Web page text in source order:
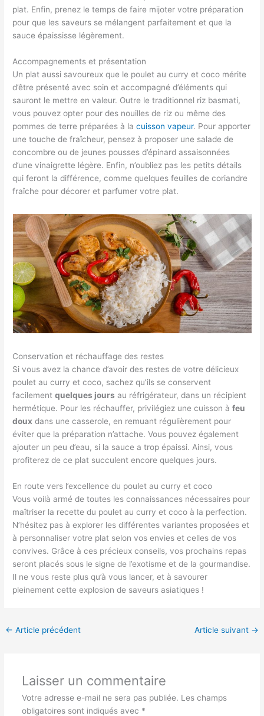
plat. Enfin, prenez le temps de faire mijoter votre préparation
pour que les saveurs se mélangent parfaitement et que la
sauce épaississe légèrement.
Accompagnements et présentation
Un plat aussi savoureux que le poulet au curry et coco mérite
d’être présenté avec soin et accompagné d’éléments qui
sauront le mettre en valeur. Outre le traditionnel riz basmati,
vous pouvez opter pour des nouilles de riz ou même des
pommes de terre préparées à lacuisson vapeur. Pour apporter
une touche de fraîcheur, pensez à proposer une salade de
concombre ou de jeunes pousses d’épinard assaisonnées
d’une vinaigrette légère. Enfin, n’oubliez pas les petits détails
qui feront la différence, comme quelques feuilles de coriandre
fraîche pour décorer et parfumer votre plat.
Conservation et réchauffage des restes
Si vous avez la chance d’avoir des restes de votre délicieux
poulet au curry et coco, sachez qu’ils se conservent
facilementquelques jours au réfrigérateur, dans un récipient
hermétique. Pour les réchauffer, privilégiez une cuisson àfeu
doux dans une casserole, en remuant régulièrement pour
éviter que la préparation n’attache. Vous pouvez également
ajouter un peu d’eau, si la sauce a trop épaissi. Ainsi, vous
profiterez de ce plat succulent encore quelques jours.
En route vers l’excellence du poulet au curry et coco
Vous voilà armé de toutes les connaissances nécessaires pour
maîtriser la recette du poulet au curry et coco à la perfection.
N’hésitez pas à explorer les différentes variantes proposées et
à personnaliser votre plat selon vos envies et celles de vos
convives. Grâce à ces précieux conseils, vos prochains repas
seront placés sous le signe de l’exotisme et de la gourmandise.
Il ne vous reste plus qu’à vous lancer, et à savourer
pleinement cette explosion de saveurs asiatiques !
← Article précédent Article suivant →
Laisser un commentaire
Votre adresse e-mail ne sera pas publiée. Les champs
obligatoires sont indiqués avec *